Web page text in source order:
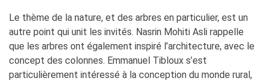
Le thème de la nature, et des arbres en particulier, est un
autre point qui unit les invités. Nasrin Mohiti Asli rappelle
que les arbres ont également inspiré l’architecture, avec le
concept des colonnes. Emmanuel Tibloux s’est
particulièrement intéressé à la conception du monde rural,